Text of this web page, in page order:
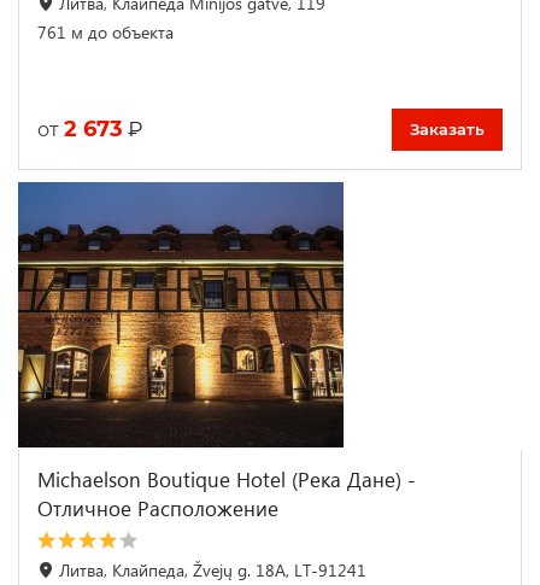
761 м до объекта
от 2 673 ₽ Заказать
Michaelson Boutique Hotel (Река Дане) -
Отличное Расположение
Литва, Клайпеда, Žvejų g. 18A, LT-91241